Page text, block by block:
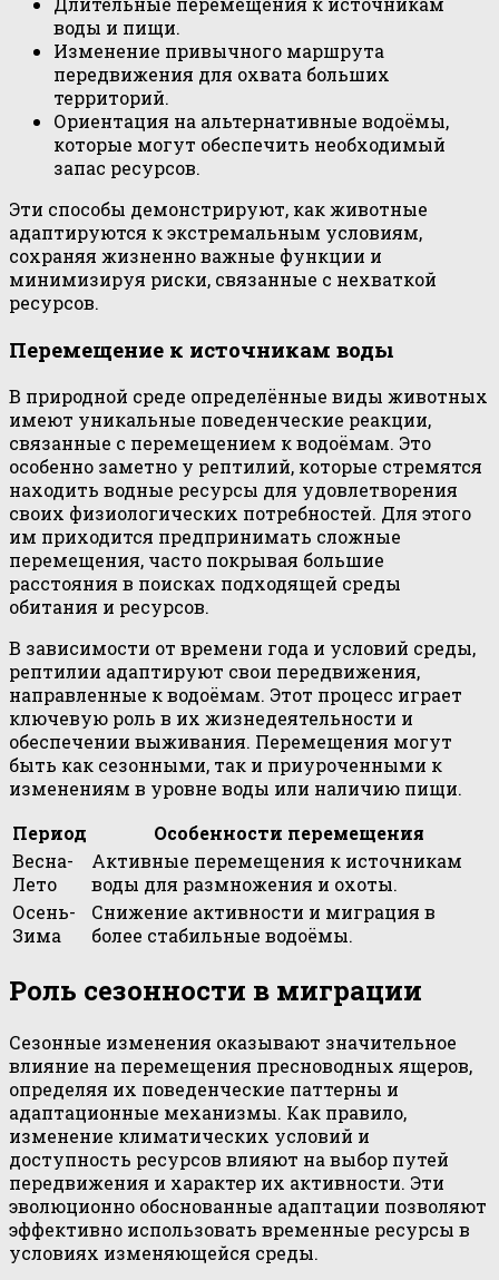
воды и пищи.
Изменение привычного маршрута
передвижения для охвата больших
территорий.
Ориентация на альтернативные водоёмы,
которые могут обеспечить необходимый
запас ресурсов.
Эти способы демонстрируют, как животные
адаптируются к экстремальным условиям,
сохраняя жизненно важные функции и
минимизируя риски, связанные с нехваткой
ресурсов.
Перемещение к источникам воды
В природной среде определённые виды животных
имеют уникальные поведенческие реакции,
связанные с перемещением к водоёмам. Это
особенно заметно у рептилий, которые стремятся
находить водные ресурсы для удовлетворения
своих физиологических потребностей. Для этого
им приходится предпринимать сложные
перемещения, часто покрывая большие
расстояния в поисках подходящей среды
обитания и ресурсов.
В зависимости от времени года и условий среды,
рептилии адаптируют свои передвижения,
направленные к водоёмам. Этот процесс играет
ключевую роль в их жизнедеятельности и
обеспечении выживания. Перемещения могут
быть как сезонными, так и приуроченными к
изменениям в уровне воды или наличию пищи.
Период
Особенности перемещения
Весна-
Лето
Активные перемещения к источникам
воды для размножения и охоты.
Осень-
Зима
Снижение активности и миграция в
более стабильные водоёмы.
Роль сезонности в миграции
Сезонные изменения оказывают значительное
влияние на перемещения пресноводных ящеров,
определяя их поведенческие паттерны и
адаптационные механизмы. Как правило,
изменение климатических условий и
доступность ресурсов влияют на выбор путей
передвижения и характер их активности. Эти
эволюционно обоснованные адаптации позволяют
эффективно использовать временные ресурсы в
условиях изменяющейся среды.